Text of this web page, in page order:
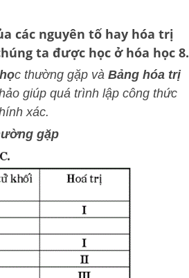
các nguyên tố hay hóa trị
ta được học ở hóa học 8.
c thường gặp và Bảng hóa trị
giúp quá trình lập công thức
xác.
gặp